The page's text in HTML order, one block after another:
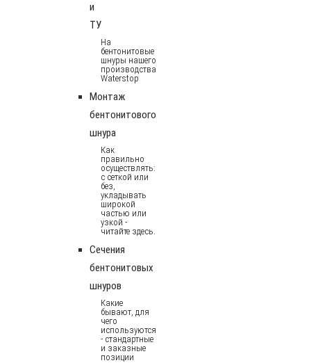
и
ТУ
На
бентонитовые
шнуры нашего
производства
Waterstop
Монтаж
бентонитового
шнура
Как
правильно
осуществлять:
с сеткой или
без,
укладывать
широкой
частью или
узкой -
читайте здесь.
Сечения
бентонитовых
шнуров
Какие
бывают, для
чего
используются
- стандартные
и заказные
позиции